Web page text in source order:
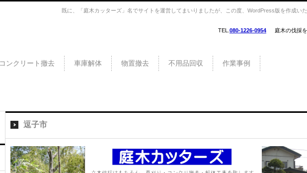
デ
既に、「庭木カッターズ」名でサイトを運営してまいりましたが、この度、WordPress版を作成いた
TEL. 080-1226-0954 庭木の伐採
ンクリート撤去 車庫解体 物置撤去 不用品回収 作業事例
逗子市